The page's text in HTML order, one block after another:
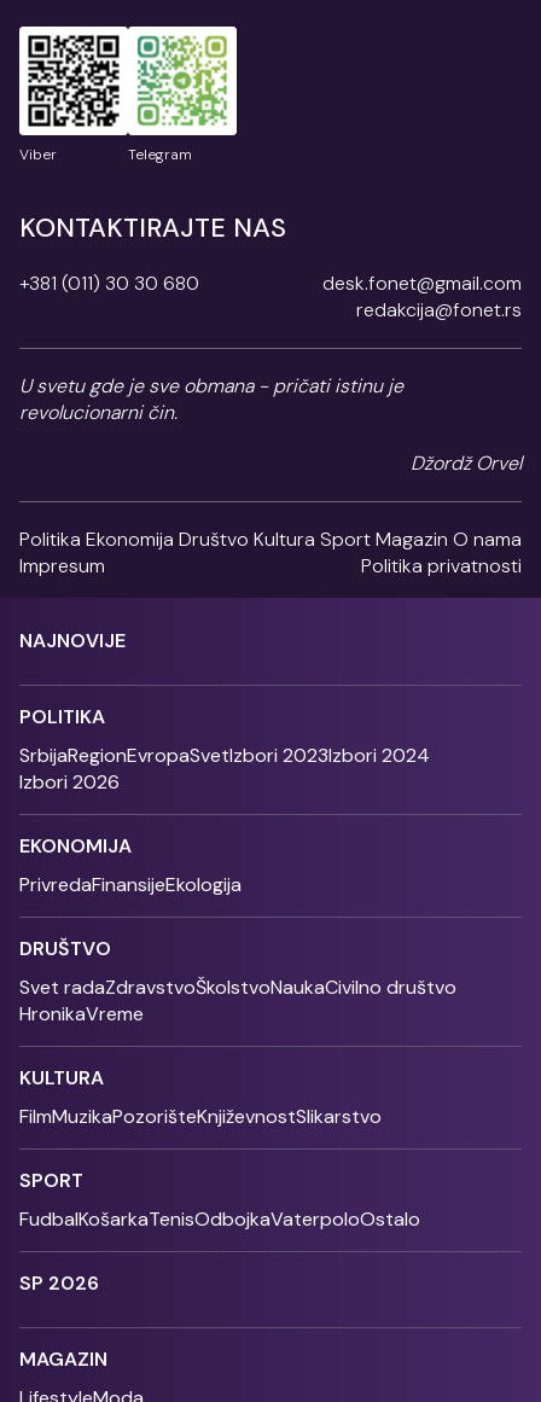
Viber Telegram
KONTAKTIRAJTE NAS
+381 (011) 30 30 680
desk.fonet@gmail.com
redakcija@fonet.rs
U svetu gde je sve obmana - pričati istinu je
revolucionarni čin.
Džordž Orvel
Politika Ekonomija Društvo Kultura SportMagazin O nama
Impresum
Politika privatnosti
NAJNOVIJE
POLITIKA
SrbijaRegionEvropaSvetIzbori 2023Izbori 2024
Izbori 2026
EKONOMIJA
PrivredaFinansijeEkologija
DRUŠTVO
Svet radaZdravstvoŠkolstvoNaukaCivilno društvo
HronikaVreme
KULTURA
FilmMuzikaPozorišteKnjiževnostSlikarstvo
SPORT
FudbalKošarkaTenisOdbojkaVaterpoloOstalo
SP 2026
MAGAZIN